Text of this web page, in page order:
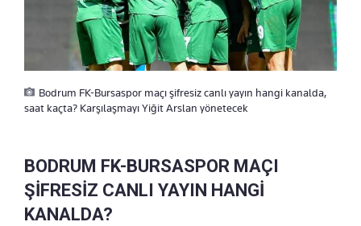
Bodrum FK-Bursaspor maçı şifresiz canlı yayın hangi kanalda,
saat kaçta? Karşılaşmayı Yiğit Arslan yönetecek
BODRUM FK-BURSASPOR MAÇI
ŞİFRESİZ CANLI YAYIN HANGİ
KANALDA?